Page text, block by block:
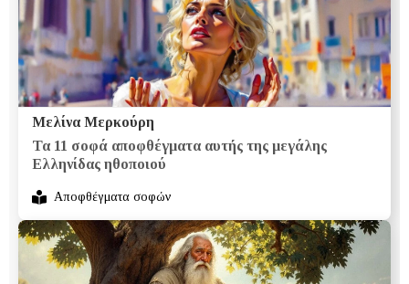
Μελίνα Μερκούρη
Τα 11 σοφά αποφθέγματα αυτής της μεγάλης
Ελληνίδας ηθοποιού
Αποφθέγματα σοφών